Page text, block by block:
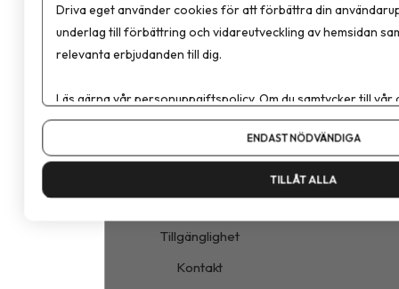
inom kost, nutrition och hälsa.
Tillgänglighet
Kontakt
Driva eget använder cookies för att förbättra din
underlag till förbättring och vidareutveckling av hemsidan
relevanta erbjudanden till dig.
Läs gärna vårpersonuppgiftspolicy. Om du samtycker till vår
Om du vill ändra ditt val i efterhand hittar du den möjligheten
ENDAST NÖDVÄNDIGA
TILLÅT ALLA